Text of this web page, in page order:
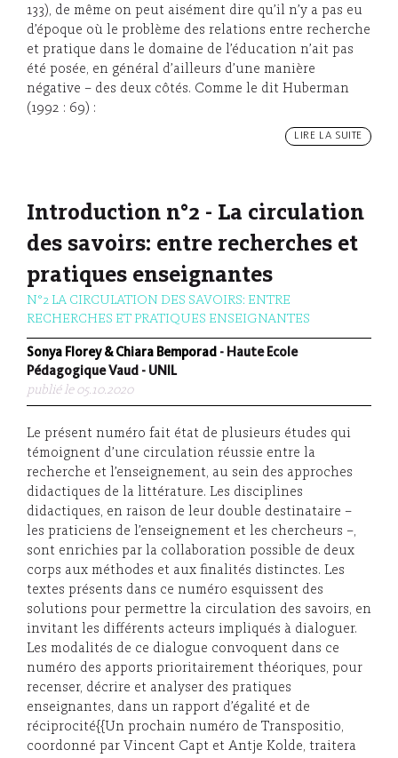
133), de même on peut aisément dire qu’il n’y a pas eu
d’époque où le problème des relations entre recherche
et pratique dans le domaine de l’éducation n’ait pas
été posée, en général d’ailleurs d’une manière
négative – des deux côtés. Comme le dit Huberman
(1992 : 69) :
LIRE LA SUITE
Introduction n°2 - La circulation
des savoirs: entre recherches et
pratiques enseignantes
N°2 LA CIRCULATION DES SAVOIRS: ENTRE
RECHERCHES ET PRATIQUES ENSEIGNANTES
Sonya Florey & Chiara Bemporad - Haute Ecole
Pédagogique Vaud - UNIL
publié le 05.10.2020
Le présent numéro fait état de plusieurs études qui
témoignent d’une circulation réussie entre la
recherche et l’enseignement, au sein des approches
didactiques de la littérature. Les disciplines
didactiques, en raison de leur double destinataire –
les praticiens de l’enseignement et les chercheurs –,
sont enrichies par la collaboration possible de deux
corps aux méthodes et aux finalités distinctes. Les
textes présents dans ce numéro esquissent des
solutions pour permettre la circulation des savoirs, en
invitant les différents acteurs impliqués à dialoguer.
Les modalités de ce dialogue convoquent dans ce
numéro des apports prioritairement théoriques, pour
recenser, décrire et analyser des pratiques
enseignantes, dans un rapport d’égalité et de
réciprocité{{Un prochain numéro de Transpositio,
coordonné par Vincent Capt et Antje Kolde, traitera